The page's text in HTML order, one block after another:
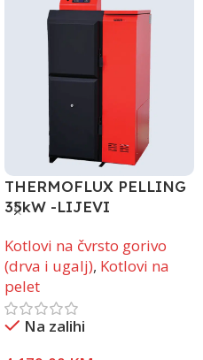
THERMOFLUX PELLING
35kW -LIJEVI
Kotlovi na čvrsto gorivo
(drva i ugalj), Kotlovi na
pelet
Na zalihi